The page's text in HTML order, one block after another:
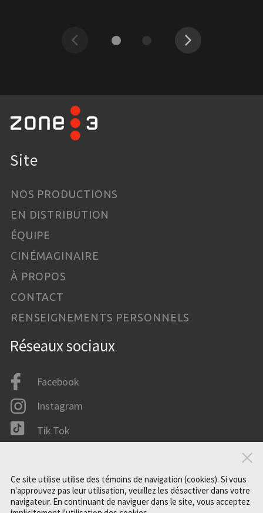
Précédent Suivant
Site
NOS PRODUCTIONS
EN DISTRIBUTION
ÉQUIPE
CINÉMAGINAIRE
À PROPOS
CONTACT
RENSEIGNEMENTS PERSONNELS
Réseaux sociaux
Facebook
Instagram
Tik Tok
IMDB
Ce site utilise utilise des témoins de navigation (cookies). Si vous
n'approuvez pas leur utilisation, veuillez les désactiver dans votre
navigateur. En continuant de naviguer dans le site, vous acceptez